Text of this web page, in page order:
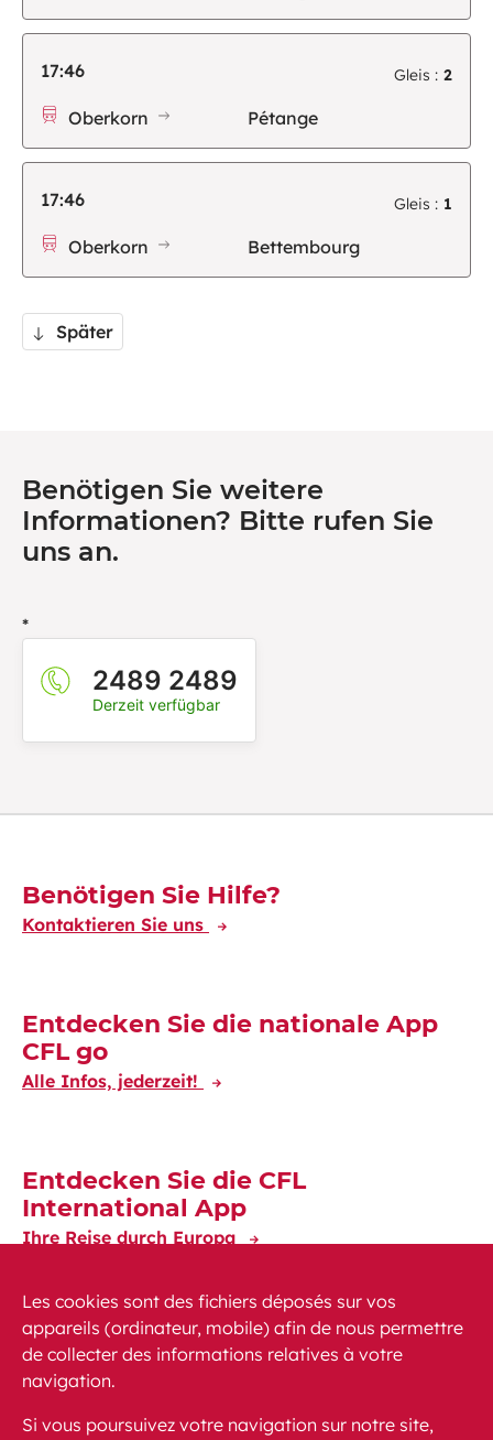
17:46 Gleis : 2
Oberkorn Pétange
17:46 Gleis : 1
Oberkorn Bettembourg
Später
Benötigen Sie weitere
Informationen? Bitte rufen Sie
uns an.
*
2489 2489
Derzeit verfügbar
Découvrez-en plus
Benötigen Sie Hilfe?
Kontaktieren Sie uns
Entdecken Sie die nationale App
CFL go
Alle Infos, jederzeit!
Entdecken Sie die CFL
International App
Ihre Reise durch Europa
Kontakt
Sitemap
Les cookies sont des fichiers déposés sur vos
appareils (ordinateur, mobile) afin de nous permettre
de collecter des informations relatives à votre
navigation.
Si vous poursuivez votre navigation sur notre site,